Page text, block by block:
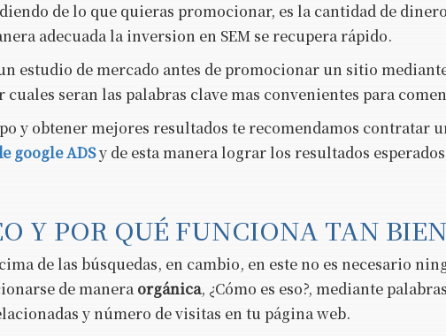
de lo que quieras promocionar, es la cantidad de
adecuada la inversion en SEM se recupera rápido.
estudio de mercado antes de promocionar un sitio
seran las palabras clave mas convenientes para
y obtener mejores resultados te recomendamos contratar
google ADSy de esta manera lograr los resultados
Y POR QUÉ FUNCIONA TAN
de las búsquedas, en cambio, en este no es necesario
de manera orgánica, ¿Cómo es eso?, mediante
y número de visitas en tu página web.